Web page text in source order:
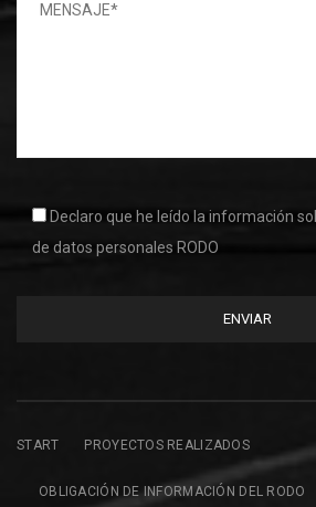
Declaro que he leído la información
de datos personales RODO
START PROYECTOS REALIZADOS
OBLIGACIÓN DE INFORMACIÓN DEL RODO